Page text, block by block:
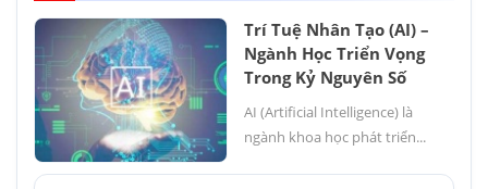
Trí Tuệ Nhân Tạo (AI) –
Ngành Học Triển Vọng
Trong Kỷ Nguyên Số
AI (Artificial Intelligence) là
ngành khoa học phát triển...